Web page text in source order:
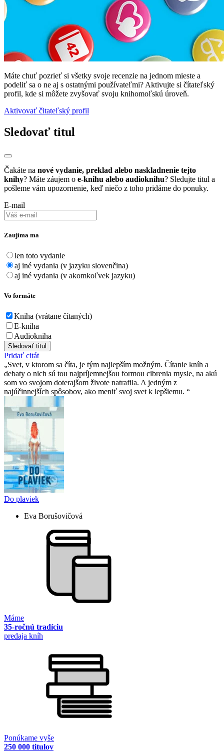
Máte chuť pozrieť si všetky svoje recenzie na jednom mieste a
podeliť sa o ne aj s ostatnými používateľmi? Aktivujte si čítateľský
profil, kde si môžete zvyšovať svoju knihomoľskú úroveň.
Aktivovať čitateľský profil
Sledovať titul
Čakáte na nové vydanie, preklad alebo naskladnenie tejto
knihy? Máte záujem o e-knihu alebo audioknihu? Sledujte titul a
pošleme vám upozornenie, keď niečo z toho pridáme do ponuky.
E-mail
Zaujíma ma
len toto vydanie
aj iné vydania (v jazyku slovenčina)
aj iné vydania (v akomkoľvek jazyku)
Vo formáte
Kniha (vrátane čítaných)
E-kniha
Audiokniha
Sledovať titul
Pridať citát
Svet, v ktorom sa číta, je tým najlepším možným. Čítanie kníh a
debaty o nich sú tou najpríjemnejšou formou cibrenia mysle, na akú
som vo svojom doterajšom živote natrafila. A jedným z
najúčinnejších spôsobov, ako meniť svoj svet k lepšiemu.
Do plaviek
Eva Borušovičová
Máme
35-ročnú tradíciu
predaja kníh
Ponúkame vyše
250 000 titulov